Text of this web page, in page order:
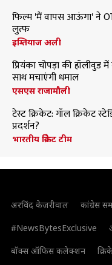
फिल्म 'मैं वापस आऊंगा' ने
लुत्फ
इम्तियाज अली
प्रियंका चोपड़ा की
साथ मचाएंगी धमाल
एसएस राजामौली
टेस्ट क्रिकेट: गॉल क्रिकेट
प्रदर्शन?
भारतीय क्रिकेट टीम
अरविंद केजरीवाल कांग्रेस
#NewsBytesExclusive
बॉक्स ऑफिस कलेक्शन